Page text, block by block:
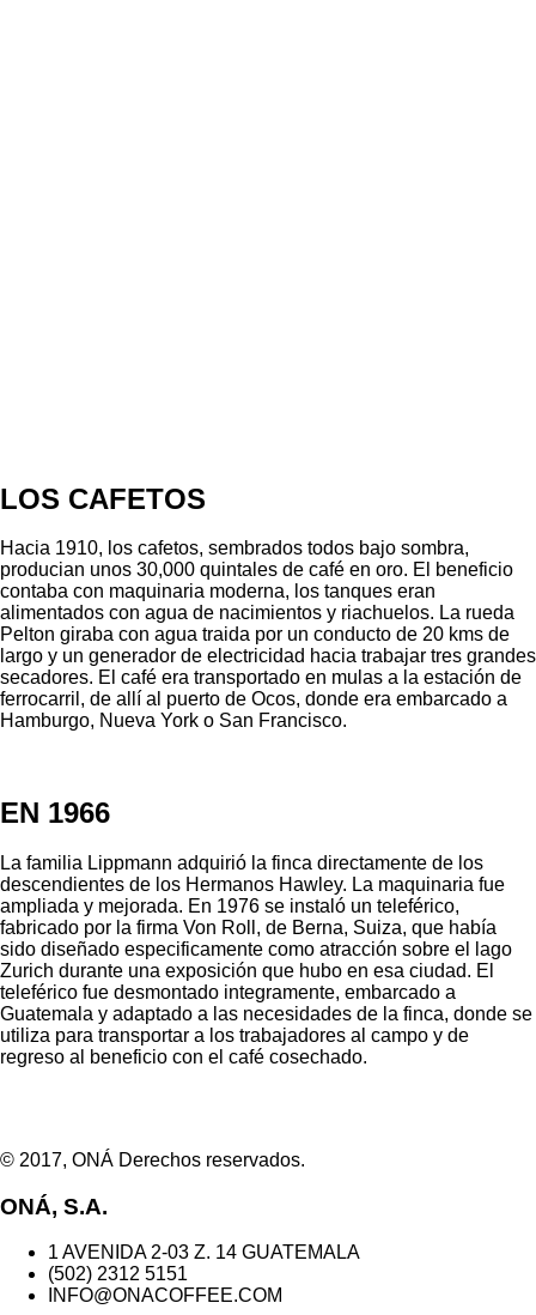
LOS CAFETOS
Hacia 1910, los cafetos, sembrados todos bajo sombra,
producian unos 30,000 quintales de café en oro. El beneficio
contaba con maquinaria moderna, los tanques eran
alimentados con agua de nacimientos y riachuelos. La rueda
Pelton giraba con agua traida por un conducto de 20 kms de
largo y un generador de electricidad hacia trabajar tres grandes
secadores. El café era transportado en mulas a la estación de
ferrocarril, de allí al puerto de Ocos, donde era embarcado a
Hamburgo, Nueva York o San Francisco.
EN 1966
La familia Lippmann adquirió la finca directamente de los
descendientes de los Hermanos Hawley. La maquinaria fue
ampliada y mejorada. En 1976 se instaló un teleférico,
fabricado por la firma Von Roll, de Berna, Suiza, que había
sido diseñado especificamente como atracción sobre el lago
Zurich durante una exposición que hubo en esa ciudad. El
teleférico fue desmontado integramente, embarcado a
Guatemala y adaptado a las necesidades de la finca, donde se
utiliza para transportar a los trabajadores al campo y de
regreso al beneficio con el café cosechado.
© 2017, ONÁ Derechos reservados.
ONÁ, S.A.
1 AVENIDA 2-03 Z. 14 GUATEMALA
(502) 2312 5151
INFO@ONACOFFEE.COM